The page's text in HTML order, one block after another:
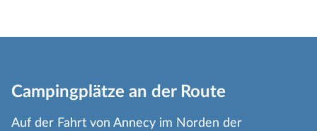
Campingplätze an der Route
Auf der Fahrt von Annecy im Norden der